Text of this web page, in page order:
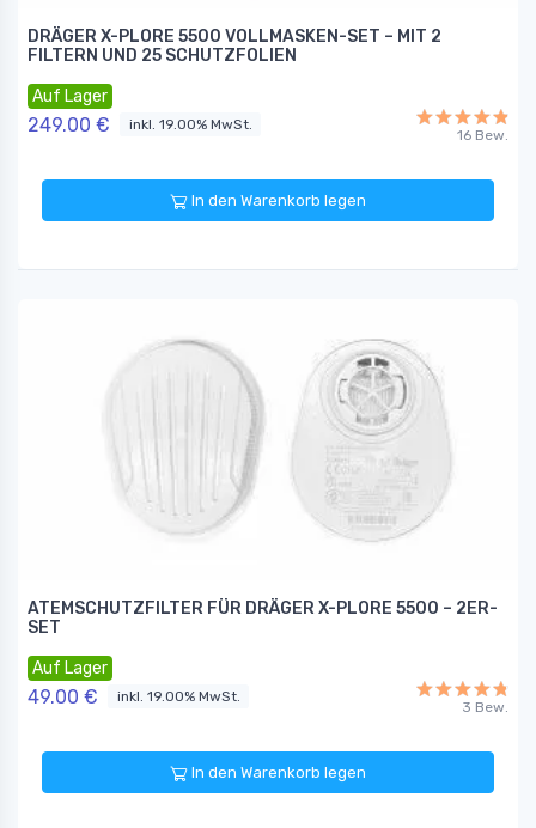
DRÄGER X-PLORE 5500 VOLLMASKEN-SET – MIT 2
FILTERN UND 25 SCHUTZFOLIEN
Auf Lager
249.00 € inkl. 19.00% MwSt.
16 Bew.
In den Warenkorb legen
ATEMSCHUTZFILTER FÜR DRÄGER X-PLORE 5500 – 2ER-
SET
Auf Lager
49.00 € inkl. 19.00% MwSt.
3 Bew.
In den Warenkorb legen